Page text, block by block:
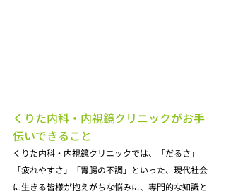
くりた内科・内視鏡クリニックがお手
伝いできること
くりた内科・内視鏡クリニックでは、「だるさ」
「疲れやすさ」「胃腸の不調」といった、現代社会
に生きる皆様が抱えがちな悩みに、専門的な知識と